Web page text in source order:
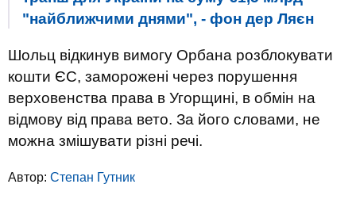
"найближчими днями", - фон дер Ляєн
Шольц відкинув вимогу Орбана розблокувати
кошти ЄС, заморожені через порушення
верховенства права в Угорщині, в обмін на
відмову від права вето. За його словами, не
можна змішувати різні речі.
Автор: Степан Гутник